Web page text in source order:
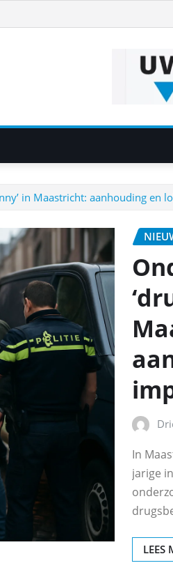
in Maastricht: aanhouding en
In
jarige
LEES